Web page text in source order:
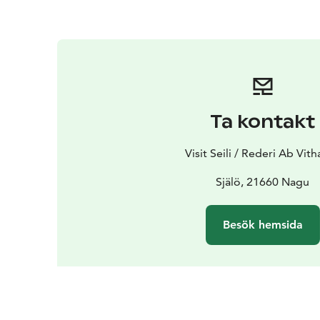
Ta kontakt
Visit Seili / Rederi Ab
Själö, 21660 Nagu
Besök hemsida